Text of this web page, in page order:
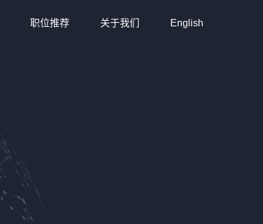
职位推荐 关于我们 English